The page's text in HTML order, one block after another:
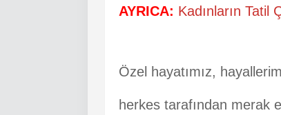
AYRICA: Kadınların Tatil
Özel hayatımız,
herkes tarafından merak